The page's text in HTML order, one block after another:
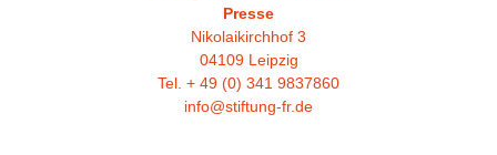
Presse
Nikolaikirchhof 3
04109 Leipzig
Tel. + 49 (0) 341 9837860
info@stiftung-fr.de